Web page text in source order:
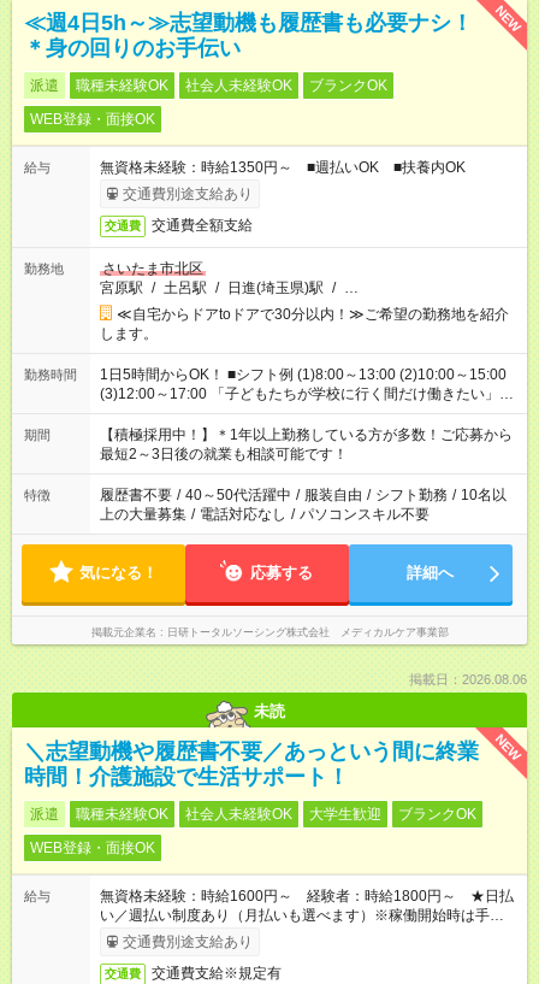
NEW
≪週4日5h～≫志望動機も履歴書も必要ナシ！
＊身の回りのお手伝い
派遣 職種未経験OK 社会人未経験OK
ブランクOK
WEB登録・面接OK
給与
無資格未経験：時給1350円～ ■週払いOK ■扶養内OK
交通費別途支給あり
交通費 交通費全額支給
勤務地
さいたま市北区
宮原駅 / 土呂駅 / 日進(埼玉県)駅 / …
≪自宅からドアtoドアで30分以内！≫ご希望の勤務地を紹介
します。
勤務時間
1日5時間からOK！ ■シフト例 (1)8:00～13:00 (2)10:00～15:00
(3)12:00～17:00 「子どもたちが学校に行く間だけ働きたい」
「余裕を持って夕飯の準備がしたい」 「午前中は働いて、午後
はプライベートの時間にしたい」 など、ご希望を教えてくださ
いね。 ※Wワーク希望の方へ 今ご覧のお仕事で希望する勤務時
間と、もう1つのお仕事の勤務時間。 合計で週40時間を超える
場合は応募できません。
期間
【積極採用中！】＊1年以上勤務している方が多数！ご応募から
最短2～3日後の就業も相談可能です！
特徴 履歴書不要 / 40～50代活躍中 / 服装自由 / シフト勤務 / 10名以
上の大量募集 / 電話対応なし / パソコンスキル不要
気になる！ 応募する 詳細へ
掲載元企業名 日研トータルソーシング株式会社 メディカルケア事業部
掲載日：2026.08.06
未読
NEW
＼志望動機や履歴書不要／あっという間に終業
時間！介護施設で生活サポート！
派遣 職種未経験OK 社会人未経験OK 大学生歓迎
ブランクOK
WEB登録・面接OK
給与
無資格未経験：時給1600円～ 経験者：時給1800円～ ★日払
い／週払い制度あり（月払いも選べます）※稼働開始時は手続き
完了次第のお支払いとなります。
交通費別途支給あり
交通費 交通費支給※規定有